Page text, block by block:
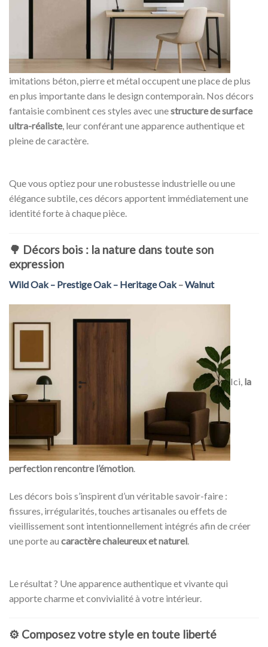
imitations béton, pierre et métal occupent une place de plus
en plus importante dans le design contemporain. Nos décors
fantaisie combinent ces styles avec unestructure de surface
ultra-réaliste, leur conférant une apparence authentique et
pleine de caractère.
Que vous optiez pour une robustesse industrielle ou une
élégance subtile, ces décors apportent immédiatement une
identité forte à chaque pièce.
🌳 Décors bois : la nature dans toute son
expression
Wild Oak – Prestige Oak – Heritage Oak–Walnut
Ici, la
perfection rencontre l’émotion.
Les décors bois s’inspirent d’un véritable savoir-faire :
fissures, irrégularités, touches artisanales ou effets de
vieillissement sont intentionnellement intégrés afin de créer
une porte au caractère chaleureux et naturel.
Le résultat ? Une apparence authentique et vivante qui
apporte charme et convivialité à votre intérieur.
⚙️ Composez votre style en toute liberté